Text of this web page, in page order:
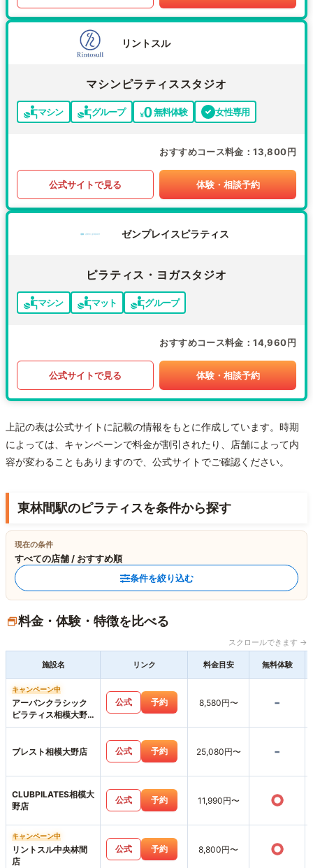
リントスル
マシンピラティススタジオ
マシン グループ 無料体験 女性専用
おすすめコース料金 13,800円
公式サイトで見る 体験・相談予約
ゼンプレイスピラティス
ピラティス・ヨガスタジオ
マシン マット グループ
おすすめコース料金 14,960円
公式サイトで見る 体験・相談予約
上記の表は公式サイトに記載の情報をもとに作成しています。時期
によっては、キャンペーンで料金が割引されたり、店舗によって内
容が変わることもありますので、公式サイトでご確認ください。
東林間駅のピラティスを条件から探す
現在の条件
すべての店舗 / おすすめ順
条件を絞り込む
料金・体験・特徴を比べる
スクロールできます →
施設名 リンク 料金目安 無料体験
キャンペーン中
アーバンクラシック
ピラティス相模大野
店
公式 予約 8,580円〜 -
ブレスト相模大野店 公式 予約 25,080円〜 -
CLUBPILATES相模大
野店
公式 予約 11,990円〜 ○
キャンペーン中
リントスル中央林間
店
公式 予約 8,800円〜 ○